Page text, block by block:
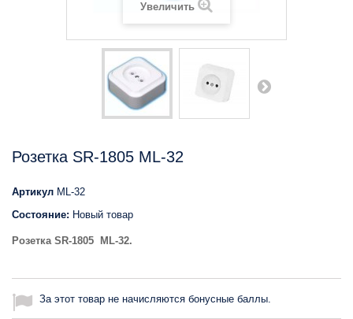
Увеличить
Розетка SR-1805 ML-32
Артикул ML-32
Состояние: Новый товар
Розетка SR-1805 ML-32.
За этот товар не начисляются бонусные баллы.